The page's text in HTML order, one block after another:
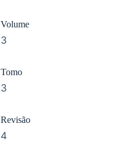
Volume
3
Tomo
3
Revisão
4